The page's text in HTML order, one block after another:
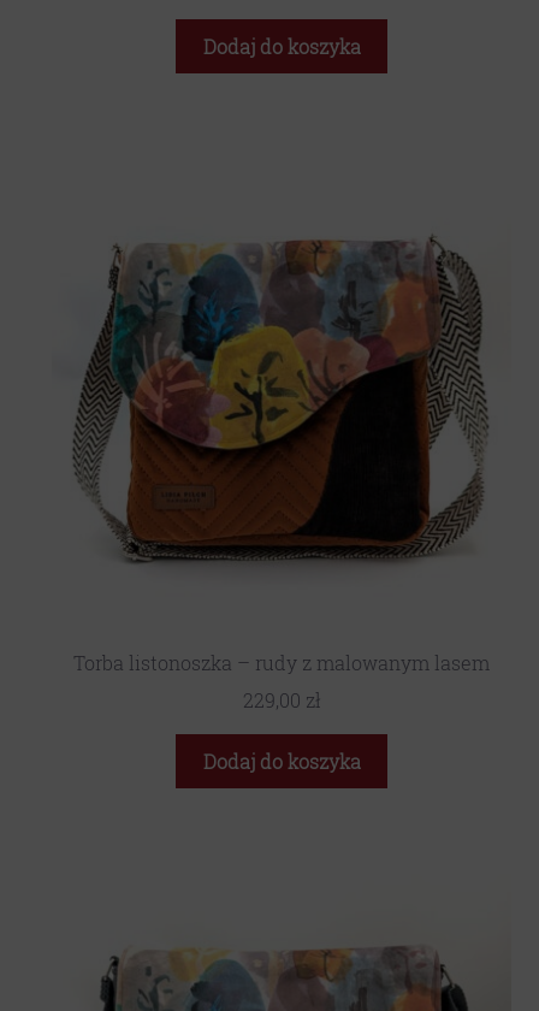
Dodaj do koszyka
Torba listonoszka – rudy z malowanym lasem
229,00 zł
Dodaj do koszyka